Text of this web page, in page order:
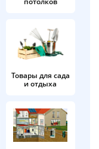
Товары для сада
и отдыха